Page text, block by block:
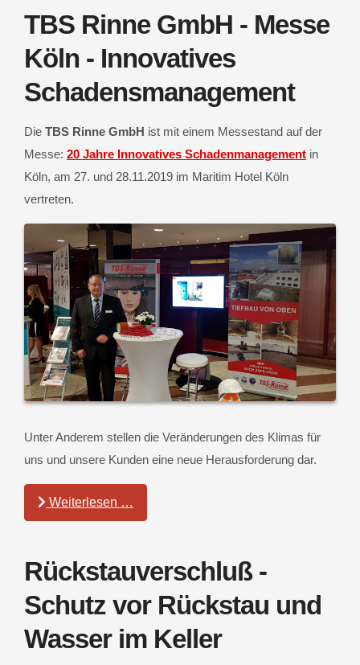
TBS Rinne GmbH - Messe
Köln - Innovatives
Schadensmanagement
Die TBS Rinne GmbH ist mit einem Messestand auf der
Messe: 20 Jahre Innovatives Schadenmanagement in
Köln, am 27. und 28.11.2019 im Maritim Hotel Köln
vertreten.
Unter Anderem stellen die Veränderungen des Klimas für
uns und unsere Kunden eine neue Herausforderung dar.
Weiterlesen …
Rückstauverschluß -
Schutz vor Rückstau und
Wasser im Keller